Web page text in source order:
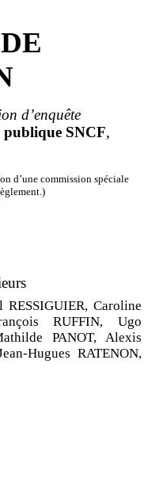
d’enquête
publique SNCF,
d’une commission spéciale
RESSIGUIER, Caroline
RUFFIN,
Ugo
PANOT,
Alexis
‑Hugues RATENON,